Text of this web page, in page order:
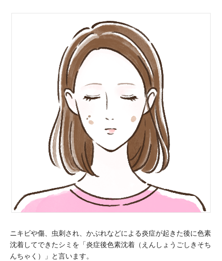
ニキビや傷、虫刺され、かぶれなどによる炎症が起きた後に色素
沈着してできたシミを「炎症後色素沈着（えんしょうごしきそち
んちゃく）」と言います。